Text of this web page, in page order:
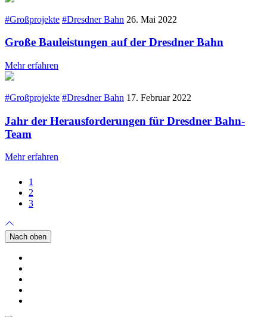
#Großprojekte #Dresdner Bahn 26. Mai 2022
Große Bauleistungen auf der Dresdner Bahn
Mehr erfahren
#Großprojekte #Dresdner Bahn 17. Februar 2022
Jahr der Herausforderungen für Dresdner Bahn-
Team
Mehr erfahren
1
2
3
Nach oben